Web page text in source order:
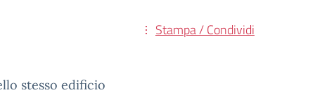
Stampa / Condividi
stesso edificio